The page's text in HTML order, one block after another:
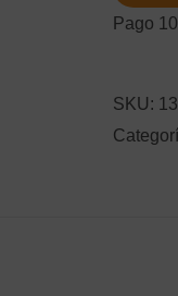
Pago
SKU: